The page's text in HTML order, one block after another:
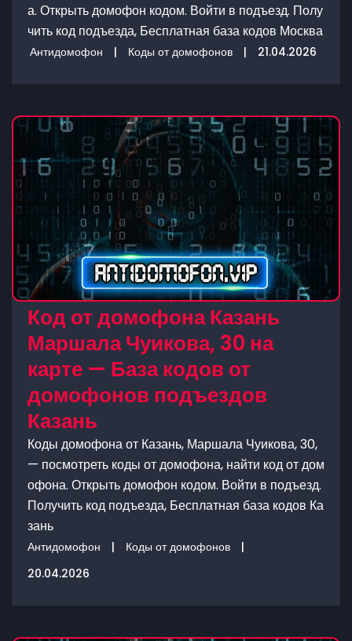
а. Открыть домофон кодом. Войти в подъезд. Полу
чить код подъезда, Бесплатная база кодов Москва
Антидомофон | Коды от домофонов | 21.04.2026
Код от домофона Казань
Маршала Чуикова, 30 на
карте — База кодов от
домофонов подъездов
Казань
Коды домофона от Казань, Маршала Чуикова, 30,
— посмотреть коды от домофона, найти код от дом
офона. Открыть домофон кодом. Войти в подъезд.
Получить код подъезда, Бесплатная база кодов Ка
зань
Антидомофон | Коды от домофонов
|
20.04.2026